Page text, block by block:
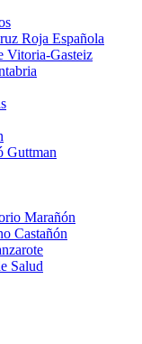
Roja Española
Vitoria-Gasteiz
Guttman
Marañón
Castañón
Salud